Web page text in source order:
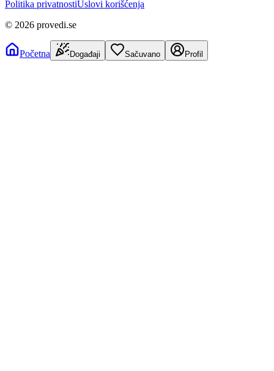
Politika privatnostiUslovi korišćenja
© 2026 provedi.se
Početna Događaji Sačuvano Profil